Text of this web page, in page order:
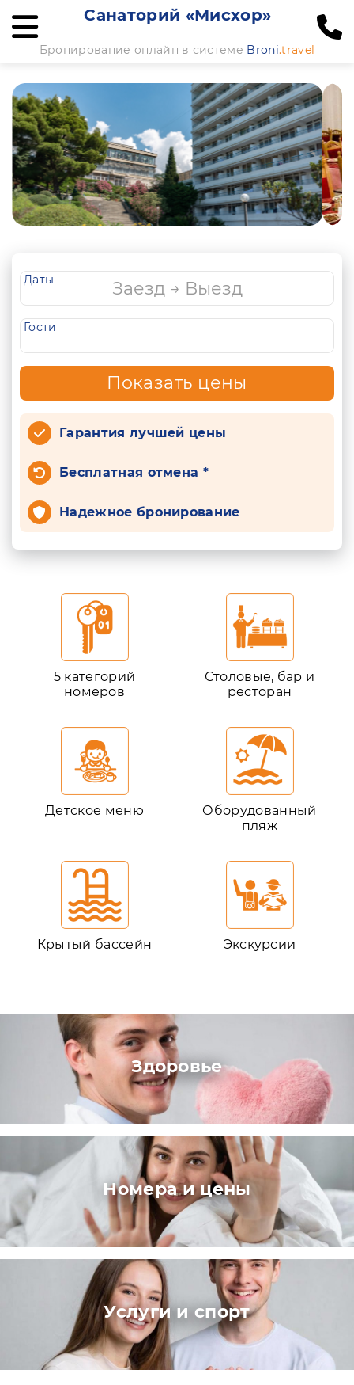
Санаторий «Мисхор»
Бронирование онлайн в системе Broni.travel
Даты
Гости
Показать цены
Гарантия лучшей цены
Бесплатная отмена *
Надежное бронирование
5 категорий
номеров
Столовые, бар и
ресторан
Детское меню
Оборудованный
пляж
Крытый бассейн Экскурсии
Здоровье
Номера и цены
Услуги и спорт